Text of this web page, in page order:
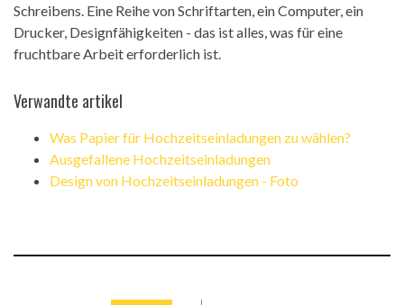
Schreibens. Eine Reihe von Schriftarten, ein Computer, ein
Drucker, Designfähigkeiten - das ist alles, was für eine
fruchtbare Arbeit erforderlich ist.
Verwandte artikel
Was Papier für Hochzeitseinladungen zu wählen?
Ausgefallene Hochzeitseinladungen
Design von Hochzeitseinladungen - Foto